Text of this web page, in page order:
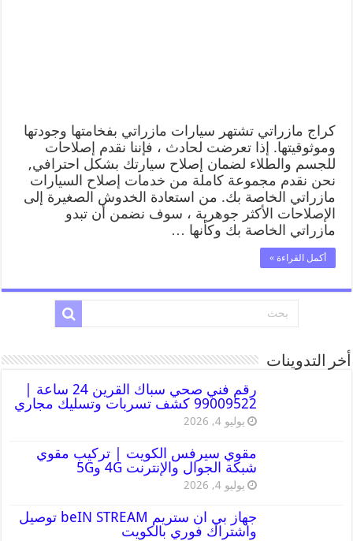
كراج مازراتي تشتهر سيارات مازراتي بفخامتها وجودتها
وموثوقيتها. إذا تعرضت لحادث ، فإننا نقدم إصلاحات
للجسم والطلاء لضمان إصلاح سيارتك بشكل احترافي,
نحن نقدم مجموعة كاملة من خدمات إصلاح السيارات
مازراتي الخاصة بك. من استعادة الخدوش الصغيرة إلى
الإصلاحات الأكثر جوهرية ، سوف نضمن أن تبدو
مازراتي الخاصة بك وكأنها …
أكمل القراءة »
أخر التدوينات
رقم فني صحي سباك القرين 24 ساعة |
99009522 كشف تسربات وتسليك مجاري
يوليو 4, 2026
مقوي سيرفس الكويت | تركيب مقوي
شبكة الجوال والإنترنت 4G و5G
يوليو 4, 2026
جهاز بي ان ستريم beIN STREAM توصيل
واشتراك فوري بالكويت